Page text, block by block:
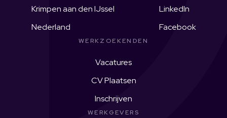
Krimpen aan den IJssel
Nederland
LinkedIn
Facebook
WERKZOEKENDEN
Vacatures
CV Plaatsen
Inschrijven
WERKGEVERS